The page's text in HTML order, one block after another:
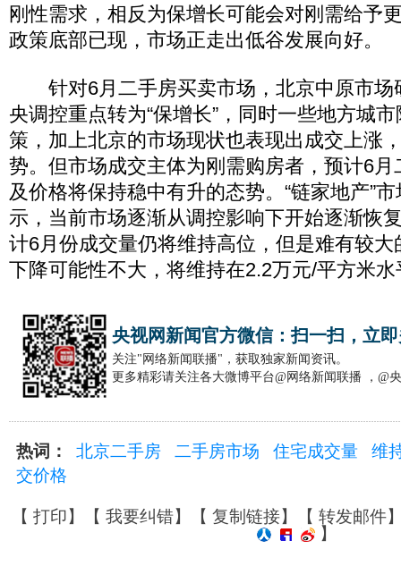
刚性需求，相反为保增长可能会对刚需给予
政策底部已现，市场正走出低谷发展向好。
针对6月二手房买卖市场，北京中原市场
央调控重点转为“保增长”，同时一些地方城
策，加上北京的市场现状也表现出成交上涨
势。但市场成交主体为刚需购房者，预计6
及价格将保持稳中有升的态势。“链家地产”
示，当前市场逐渐从调控影响下开始逐渐恢
计6月份成交量仍将维持高位，但是难有较
下降可能性不大，将维持在2.2万元/平方米
央视网新闻官方微信：扫一扫，立
关注"网络新闻联播"，获取独家新闻资讯。
更多精彩请关注各大微博平台@网络新闻联播 ，@
热词： 北京二手房 二手房市场 住宅成交量
维
交价格
【 打印】【 我要纠错】【 复制链接】【 转发邮件
】